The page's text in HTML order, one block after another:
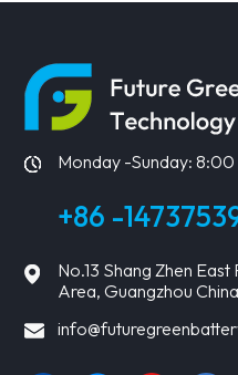
Monday -Sunday:
+86 -
No.13 Shang Zhen
Area, Guangzhou China